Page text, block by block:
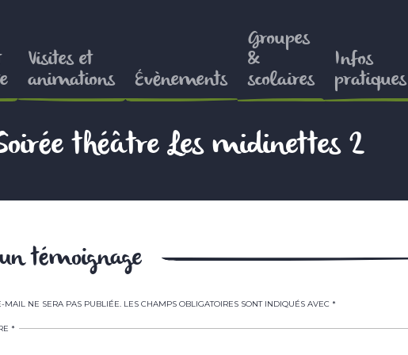
Visites et
animations Évènements
Groupes
&
scolaires
Infos
pratiques
théâtre Les midinettes 2
témoignage
MAIL NE SERA PAS PUBLIÉE. LES CHAMPS OBLIGATOIRES SONT INDIQUÉS AVEC *
*